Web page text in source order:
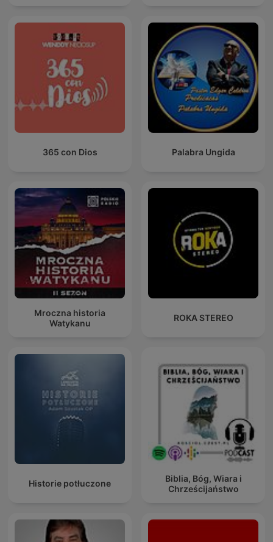
365 con Dios Palabra Ungida
Mroczna historia
Watykanu
ROKA STEREO
Historie potłuczone
Biblia, Bóg, Wiara i
Chrześcijaństwo